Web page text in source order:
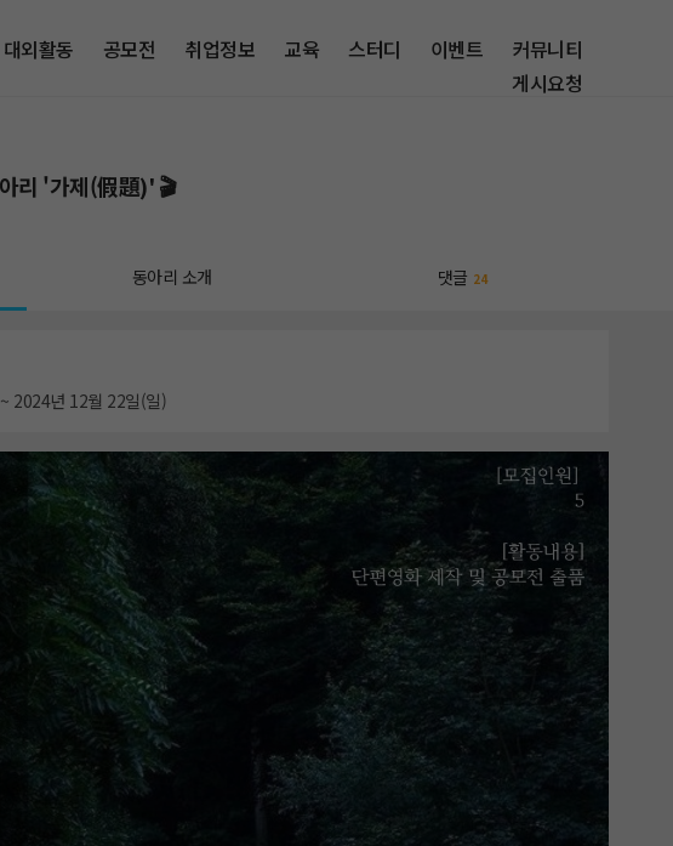
대외활동 공모전 취업정보 교육 스터디 이벤트
커뮤니티
게시요청
리 '가제(假題)' 🎬
동아리 소개 댓글 24
2024년 12월 22일(일)